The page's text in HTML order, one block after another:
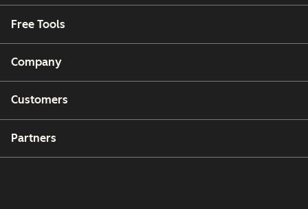
Free Tools
Company
Customers
Partners